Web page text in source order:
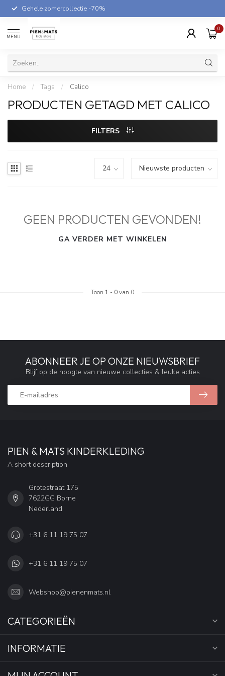
Gehele zomercollectie -70%
MENU
0
Home / Tags / Calico
PRODUCTEN GETAGD MET CALICO
FILTERS
GEEN PRODUCTEN GEVONDEN!
GA VERDER MET WINKELEN
Toon 1 - 0van 0
ABONNEER JE OP ONZE NIEUWSBRIEF
Blijf op de hoogte van nieuwe collecties & leuke acties
PIEN & MATS KINDERKLEDING
A short description
Grotestraat 175
7622GG Borne
Nederland
+31 6 11 19 75 07
+31 6 11 19 75 07
Webshop@pienenmats.nl
CATEGORIEËN
INFORMATIE